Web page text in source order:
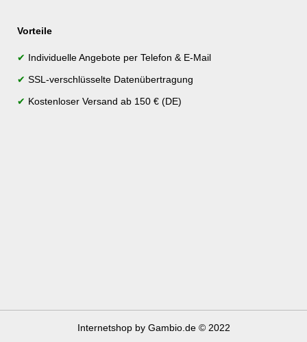
Vorteile
✔ Individuelle Angebote per Telefon & E-Mail
✔ SSL-verschlüsselte Datenübertragung
✔ Kostenloser Versand ab 150 € (DE)
Internetshopby Gambio.de © 2022